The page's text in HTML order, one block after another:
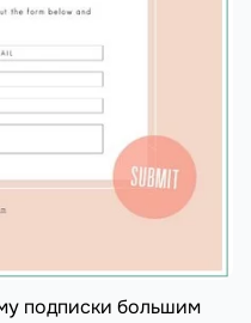
подписки большим